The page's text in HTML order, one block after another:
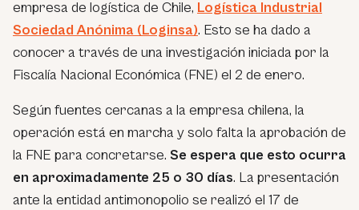
empresa de logística de Chile, Logística Industrial
Sociedad Anónima (Loginsa). Esto se ha dado a
conocer a través de una investigación iniciada por la
Fiscalía Nacional Económica (FNE) el 2 de enero.
Según fuentes cercanas a la empresa chilena, la
operación está en marcha y solo falta la aprobación de
la FNE para concretarse. Se espera que esto ocurra
en aproximadamente 25 o 30 días. La presentación
ante la entidad antimonopolio se realizó el 17 de